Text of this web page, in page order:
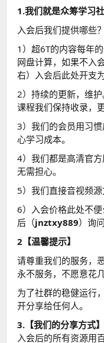
1.我们就是众筹学习
入会后我们提供哪些？
1）超6T的内容每年
网盘计算，如果不入
右）入会后此处开支
2）持续的更新，维
课程我们保持收录，
3）我们的会员用习
心学习成本。
4）我们都是高清官方
无需担心。
5）我们直接音视频源
6）入会价格此处不
后（jnztxy889）询问
2【温馨提示】
请尊重我们的服务，
永不服务，不愿意花
为了社群的稳健运行
开分享给任何人。
3.【我们的分享方式】
入会后的所有资源用